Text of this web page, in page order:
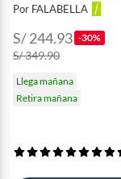
Por FALABELLA
S/ 244.93 -30%
S/ 349.90
Llega mañana
Retira mañana